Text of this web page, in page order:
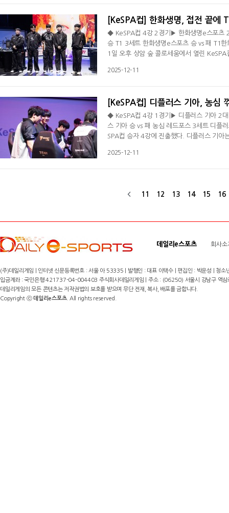
[KeSPA컵] 한화생명, 접전 끝에
◆ KeSPA컵 4강 2경기▶ 한화생명e스포츠
승 T1 3세트 한화생명e스포츠 승 vs 패 T1
1일 오후 상암 숲 콜로세움에서 열린
챙겼다. 이어진 미드 전투서 '페이즈' 김수
2025-12-11
[KeSPA컵] 디플러스 기아, 농심
◆ KeSPA컵 4강 1경기▶ 디플러스 기아 2대
스 기아 승 vs 패 농심 레드포스 3세트 디플
SPA컵 승자 4강에 진출했다. 디플러스 기
트를 내준 디플러스 기아는 2세트 초반 공
2025-12-11
11 12 13 14 15 16
데일리e스포츠 회사소
(주)데일리게임 | 인터넷 신문등록번호 : 서울 아 53335 | 발행인 : 대표 이택수 | 편집인 : 박운성 |
입금계좌 : 국민은행 421737-04-004403 주식회사데일리게임 | 주소 : (06250) 서울시 강남구
데일리게임의 모든 콘텐츠는 저작권법의 보호를 받으며 무단 전재, 복사, 배포를 금합니다.
Copyright ⓒ데일리e스포츠. All rights reserved.